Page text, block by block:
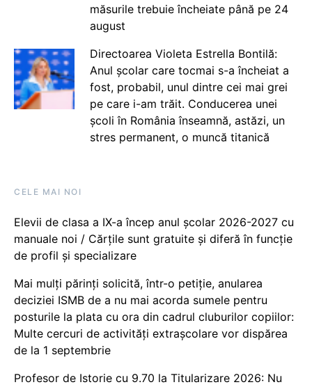
măsurile trebuie încheiate până pe 24
august
Directoarea Violeta Estrella Bontilă:
Anul școlar care tocmai s-a încheiat a
fost, probabil, unul dintre cei mai grei
pe care i-am trăit. Conducerea unei
școli în România înseamnă, astăzi, un
stres permanent, o muncă titanică
CELE MAI NOI
Elevii de clasa a IX-a încep anul școlar 2026-2027 cu
manuale noi / Cărțile sunt gratuite și diferă în funcție
de profil și specializare
Mai mulți părinți solicită, într-o petiție, anularea
deciziei ISMB de a nu mai acorda sumele pentru
posturile la plata cu ora din cadrul cluburilor copiilor:
Multe cercuri de activități extrașcolare vor dispărea
de la 1 septembrie
Profesor de Istorie cu 9.70 la Titularizare 2026: Nu